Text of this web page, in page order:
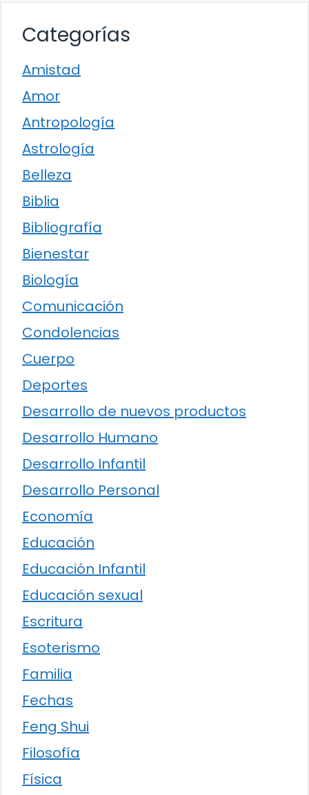
Categorías
Amistad
Amor
Antropología
Astrología
Belleza
Biblia
Bibliografía
Bienestar
Biología
Comunicación
Condolencias
Cuerpo
Deportes
Desarrollo de nuevos productos
Desarrollo Humano
Desarrollo Infantil
Desarrollo Personal
Economía
Educación
Educación Infantil
Educación sexual
Escritura
Esoterismo
Familia
Fechas
Feng Shui
Filosofía
Física